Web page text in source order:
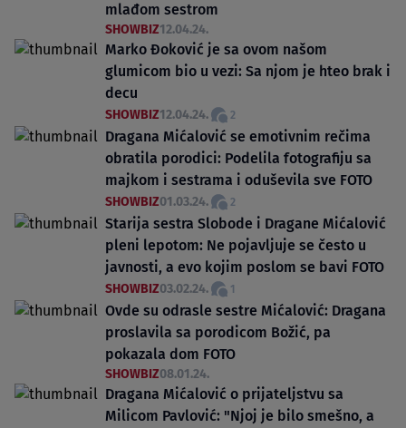
mlađom sestrom
SHOWBIZ12.04.24.
Marko Đoković je sa ovom našom
glumicom bio u vezi: Sa njom je hteo brak i
decu
SHOWBIZ12.04.24. 2
Dragana Mićalović se emotivnim rečima
obratila porodici: Podelila fotografiju sa
majkom i sestrama i oduševila sve FOTO
SHOWBIZ01.03.24. 2
Starija sestra Slobode i Dragane Mićalović
pleni lepotom: Ne pojavljuje se često u
javnosti, a evo kojim poslom se bavi FOTO
SHOWBIZ03.02.24. 1
Ovde su odrasle sestre Mićalović: Dragana
proslavila sa porodicom Božić, pa
pokazala dom FOTO
SHOWBIZ08.01.24.
Dragana Mićalović o prijateljstvu sa
Milicom Pavlović: "Njoj je bilo smešno, a